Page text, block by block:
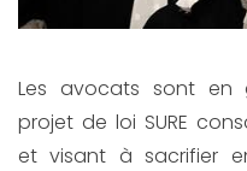
Les avocats sont en
projet de loi SURE
et visant à sacrifier